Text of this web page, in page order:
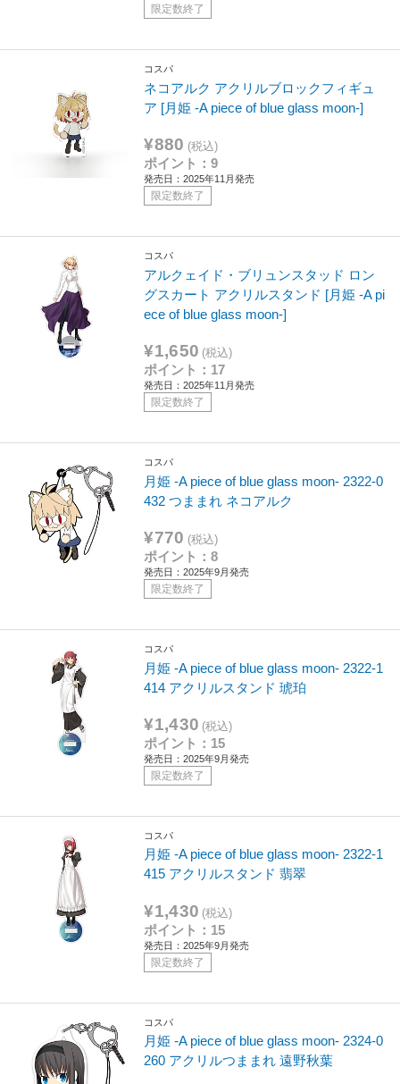
限定数終了
コスパ
ネコアルク アクリルブロックフィギュ
ア [月姫 -A piece of blue glass moon-]
¥880 (税込)
ポイント：9
発売日：2025年11月発売
限定数終了
コスパ
アルクェイド・ブリュンスタッド ロン
グスカート アクリルスタンド [月姫 -A pi
ece of blue glass moon-]
¥1,650 (税込)
ポイント：17
発売日：2025年11月発売
限定数終了
コスパ
月姫 -A piece of blue glass moon- 2322-0
432 つままれ ネコアルク
¥770 (税込)
ポイント：8
発売日：2025年9月発売
限定数終了
コスパ
月姫 -A piece of blue glass moon- 2322-1
414 アクリルスタンド 琥珀
¥1,430 (税込)
ポイント：15
発売日：2025年9月発売
限定数終了
コスパ
月姫 -A piece of blue glass moon- 2322-1
415 アクリルスタンド 翡翠
¥1,430 (税込)
ポイント：15
発売日：2025年9月発売
限定数終了
コスパ
月姫 -A piece of blue glass moon- 2324-0
260 アクリルつままれ 遠野秋葉